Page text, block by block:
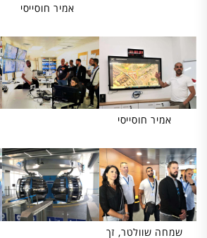
אמיר חוסייסי
אמיר חוסייסי
שמחה שוולטר, זך